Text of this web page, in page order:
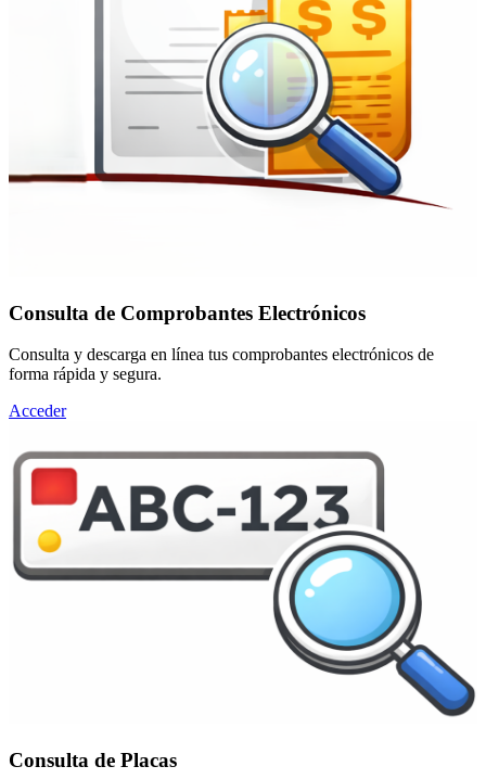
Consulta de Comprobantes Electrónicos
Consulta y descarga en línea tus comprobantes electrónicos de
forma rápida y segura.
Acceder
Consulta de Placas